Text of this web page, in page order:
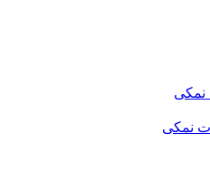
نمکی
نمکی